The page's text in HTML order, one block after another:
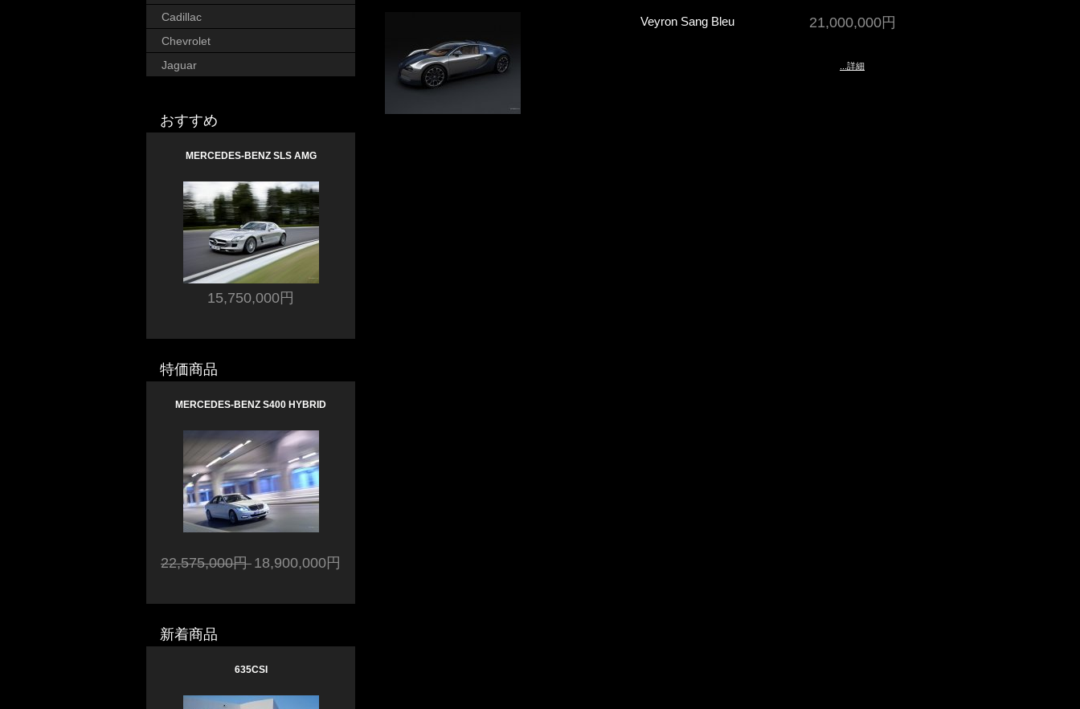
Cadillac
Chevrolet
Jaguar
おすすめ
MERCEDES-BENZ SLS AMG
15,750,000円
特価商品
MERCEDES-BENZ S400 HYBRID
22,575,000円 18,900,000円
新着商品
635CSI
Veyron Sang Bleu 21,000,000円
...詳細